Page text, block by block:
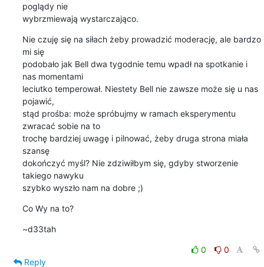
poglądy nie
wybrzmiewają wystarczająco.
Nie czuję się na siłach żeby prowadzić moderację, ale bardzo
mi się
podobało jak Bell dwa tygodnie temu wpadł na spotkanie i
nas momentami
leciutko temperował. Niestety Bell nie zawsze może się u nas
pojawić,
stąd prośba: może spróbujmy w ramach eksperymentu
zwracać sobie na to
trochę bardziej uwagę i pilnować, żeby druga strona miała
szansę
dokończyć myśl? Nie zdziwiłbym się, gdyby stworzenie
takiego nawyku
szybko wyszło nam na dobre ;)
Co Wy na to?
~d33tah
0
0
Reply